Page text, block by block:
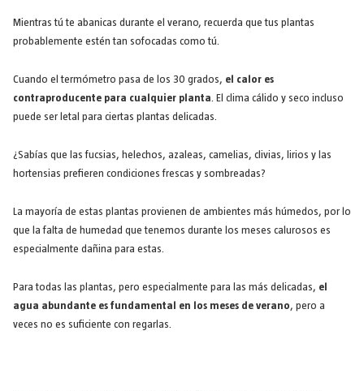
Mientras tú te abanicas durante el verano, recuerda que tus plantas
probablemente estén tan sofocadas como tú.
Cuando el termómetro pasa de los 30 grados, el calor es
contraproducente para cualquier planta . El clima cálido y seco incluso
puede ser letal para ciertas plantas delicadas.
¿Sabías que las fucsias, helechos, azaleas, camelias, clivias, lirios y las
hortensias prefieren condiciones frescas y sombreadas?
La mayoría de estas plantas provienen de ambientes más húmedos, por lo
que la falta de humedad que tenemos durante los meses calurosos es
especialmente dañina para estas.
Para todas las plantas, pero especialmente para las más delicadas, el
agua abundante es fundamental en los meses de verano, pero a
veces no es suficiente con regarlas.